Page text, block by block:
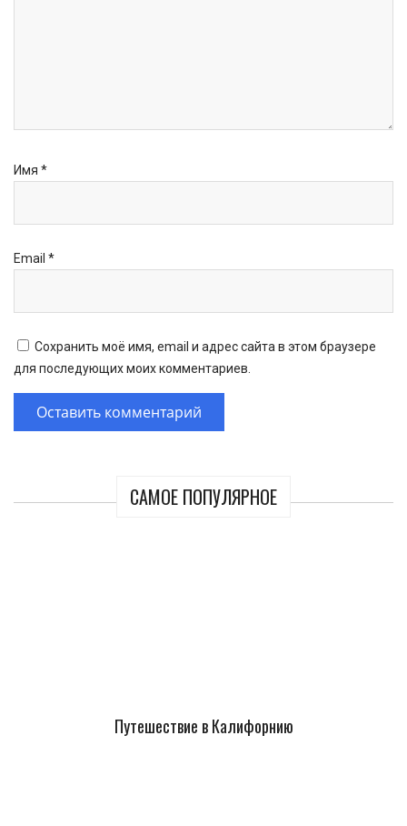
САМОЕ ПОПУЛЯРНОЕ
Путешествие в Калифорнию
Имя *
Email *
Сохранить моё имя, email и адрес сайта в этом браузере
для последующих моих комментариев.